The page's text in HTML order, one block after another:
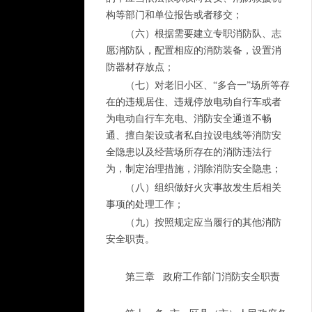
构等部门和单位报告或者移交；
（六）根据需要建立专职消防队、志
愿消防队，配置相应的消防装备，设置消
防器材存放点；
（七）对老旧小区、“多合一”场所等存
在的违规居住、违规停放电动自行车或者
为电动自行车充电、消防安全通道不畅
通、擅自架设或者私自拉设电线等消防安
全隐患以及经营场所存在的消防违法行
为，制定治理措施，消除消防安全隐患；
（八）组织做好火灾事故发生后相关
事项的处理工作；
（九）按照规定应当履行的其他消防
安全职责。
第三章 政府工作部门消防安全职责